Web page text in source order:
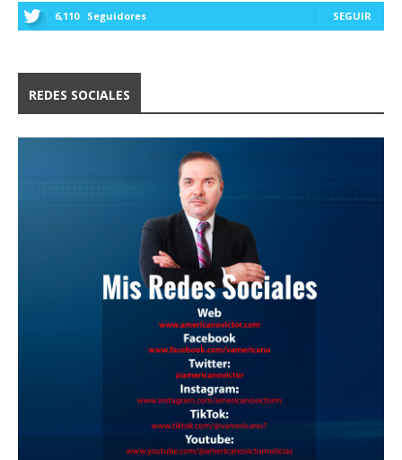
6,110 Seguidores SEGUIR
REDES SOCIALES